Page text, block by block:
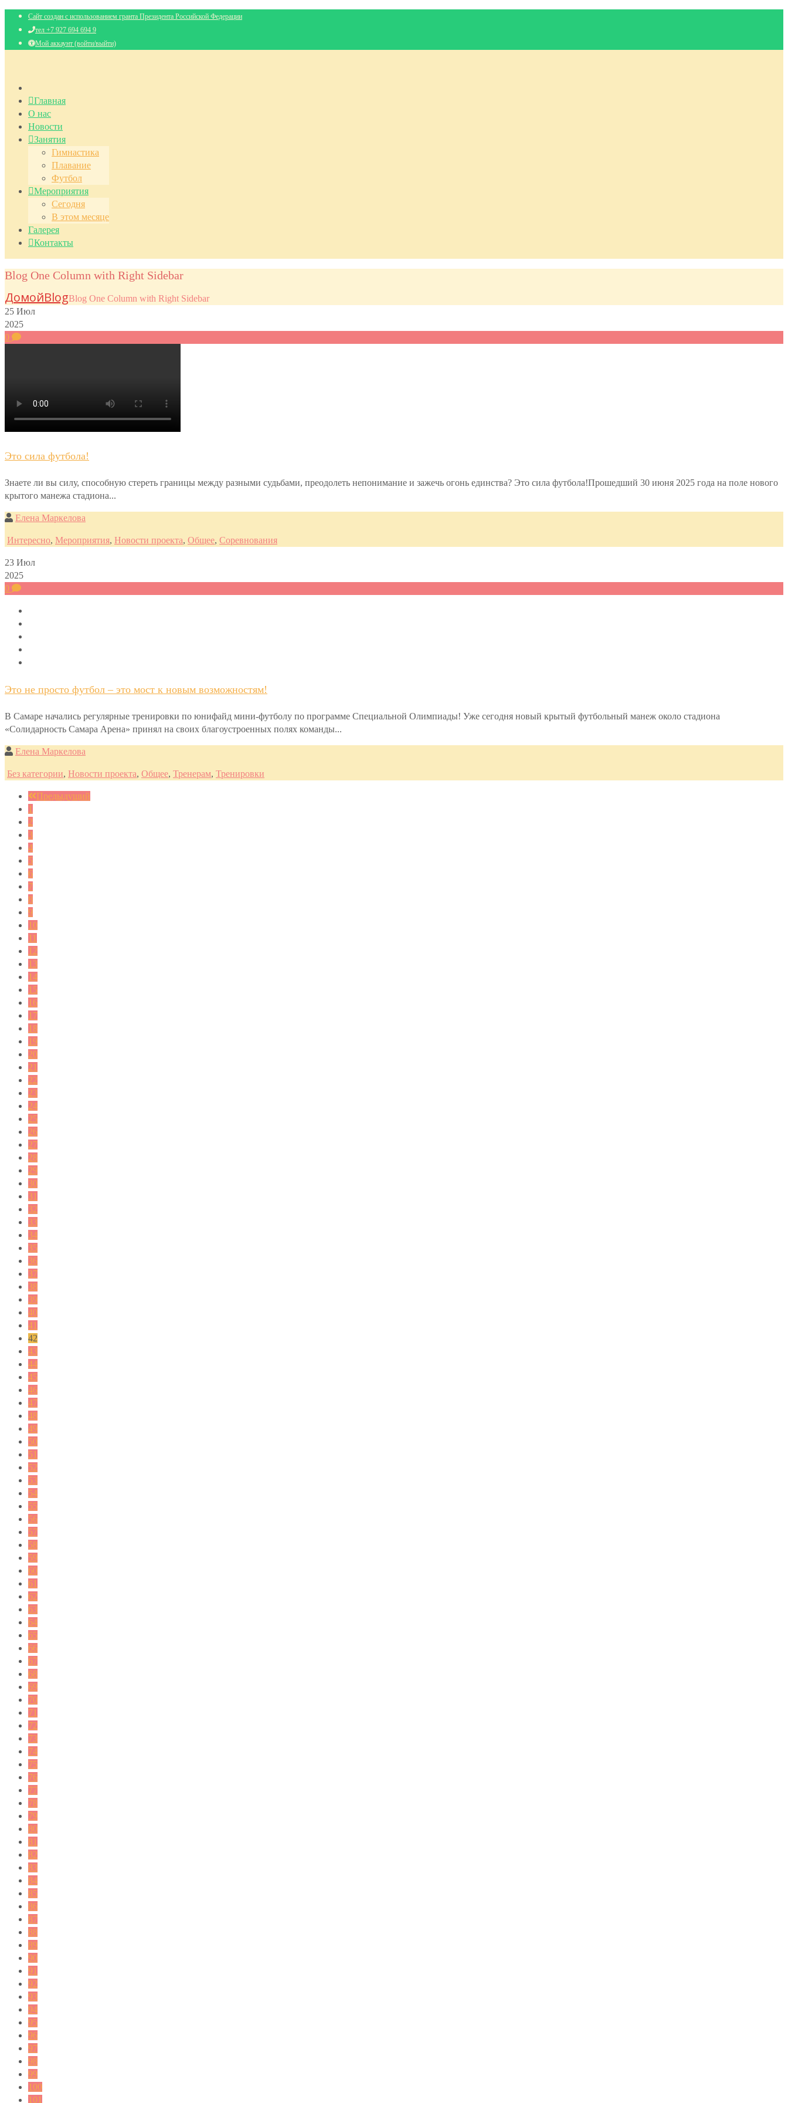
Сайт создан с использованием гранта Президента Российской Федерации
тел +7 927 694 694 9
Мой аккаунт (войти/выйти)
Главная
О нас
Новости
Занятия
Гимнастика
Плавание
Футбол
Мероприятия
Сегодня
В этом месяце
Галерея
Контакты
Blog One Column with Right Sidebar
ДомойBlogBlog One Column with Right Sidebar
25 Июл
2025
0
Это сила футбола!
Знаете ли вы силу, способную стереть границы между разными судьбами, преодолеть непонимание и зажечь огонь единства? Это сила футбола!Прошедший 30 июня 2025 года на поле нового
крытого манежа стадиона...
Елена Маркелова
Интересно, Мероприятия, Новости проекта, Общее, Соревнования
23 Июл
2025
0
Это не просто футбол – это мост к новым возможностям!
В Самаре начались регулярные тренировки по юнифайд мини-футболу по программе Специальной Олимпиады! Уже сегодня новый крытый футбольный манеж около стадиона
«Солидарность Самара Арена» принял на своих благоустроенных полях команды...
Елена Маркелова
Без категории, Новости проекта, Общее, Тренерам, Тренировки
Предыдущий
1
2
3
4
5
6
7
8
9
10
11
12
13
14
15
16
17
18
19
20
21
22
23
24
25
26
27
28
29
30
31
32
33
34
35
36
37
38
39
40
41
42
43
44
45
46
47
48
49
50
51
52
53
54
55
56
57
58
59
60
61
62
63
64
65
66
67
68
69
70
71
72
73
74
75
76
77
78
79
80
81
82
83
84
85
86
87
88
89
90
91
92
93
94
95
96
97
98
99
100
101